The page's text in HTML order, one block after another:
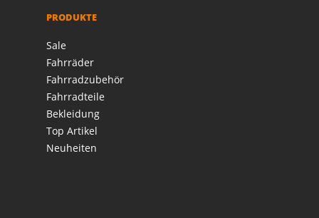
PRODUKTE
Sale
Fahrräder
Fahrradzubehör
Fahrradteile
Bekleidung
Top Artikel
Neuheiten